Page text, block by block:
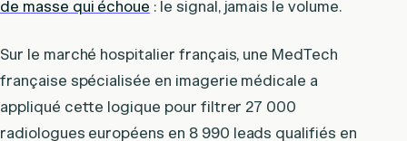
de masse qui échoue : le signal, jamais le volume.
Sur le marché hospitalier français, une MedTech
française spécialisée en imagerie médicale a
appliqué cette logique pour filtrer 27 000
radiologues européens en 8 990 leads qualifiés en